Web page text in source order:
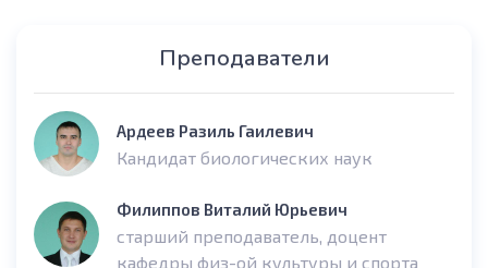
Преподаватели
Ардеев Разиль Гаилевич
Кандидат биологических наук
Филиппов Виталий Юрьевич
старший преподаватель, доцент
кафедры физ-ой культуры и спорта